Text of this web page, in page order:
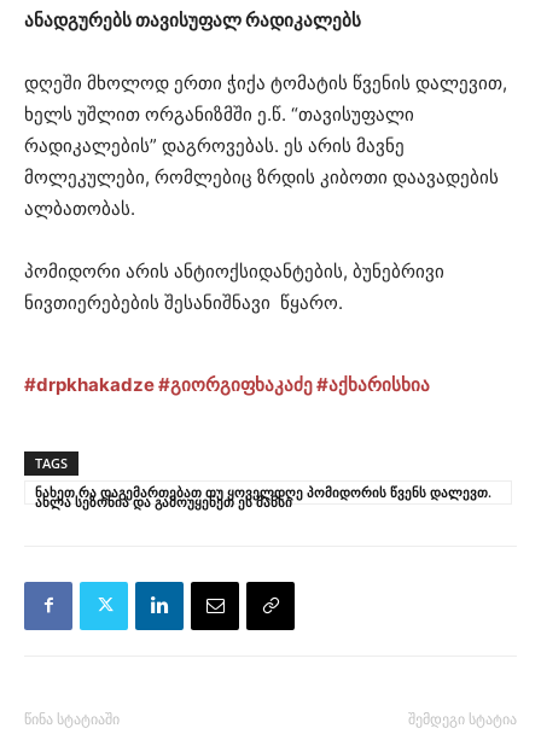
ანადგურებს თავისუფალ რადიკალებს
დღეში მხოლოდ ერთი ჭიქა ტომატის წვენის დალევით,
ხელს უშლით ორგანიზმში ე.წ. “თავისუფალი
რადიკალების” დაგროვებას. ეს არის მავნე
მოლეკულები, რომლებიც ზრდის კიბოთი დაავადების
ალბათობას.
პომიდორი არის ანტიოქსიდანტების, ბუნებრივი
ნივთიერებების შესანიშნავი წყარო.
#drpkhakadze#გიორგიფხაკაძე#აქხარისხია
TAGS
ნახეთ რა დაგემართებათ თუ ყოველდღე პომიდორის წვენს დალევთ.
ახლა სეზონია და გამოუყენეთ ეს შანსი
წინა სტატიაში შემდეგი სტატია